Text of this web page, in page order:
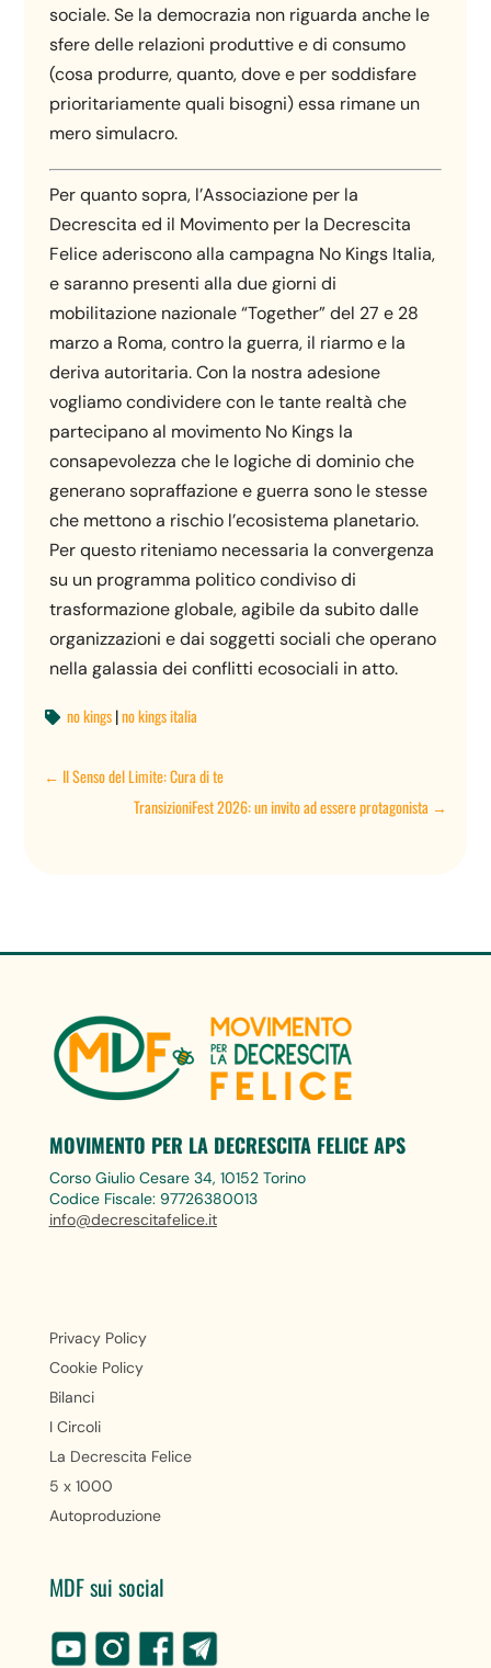
sociale. Se la democrazia non riguarda anche le
sfere delle relazioni produttive e di consumo
(cosa produrre, quanto, dove e per soddisfare
prioritariamente quali bisogni) essa rimane un
mero simulacro.
Per quanto sopra, l’Associazione per la
Decrescita ed il Movimento per la Decrescita
Felice aderiscono alla campagna No Kings Italia,
e saranno presenti alla due giorni di
mobilitazione nazionale “Together” del 27 e 28
marzo a Roma, contro la guerra, il riarmo e la
deriva autoritaria. Con la nostra adesione
vogliamo condividere con le tante realtà che
partecipano al movimento No Kings la
consapevolezza che le logiche di dominio che
generano sopraffazione e guerra sono le stesse
che mettono a rischio l’ecosistema planetario.
Per questo riteniamo necessaria la convergenza
su un programma politico condiviso di
trasformazione globale, agibile da subito dalle
organizzazioni e dai soggetti sociali che operano
nella galassia dei conflitti ecosociali in atto.
 no kings|no kings italia
← Il Senso del Limite: Cura di te
TransizioniFest 2026: un invito ad essere protagonista→
MOVIMENTO PER LA DECRESCITA FELICE APS
Corso Giulio Cesare 34, 10152 Torino
Codice Fiscale: 97726380013
info@decrescitafelice.it
Privacy Policy
Cookie Policy
Bilanci
I Circoli
La Decrescita Felice
5 x 1000
Autoproduzione
MDF sui social